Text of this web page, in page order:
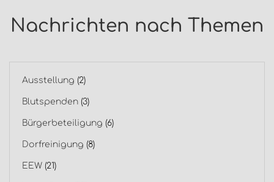
Nachrichten nach Themen
Ausstellung (2)
Blutspenden (3)
Bürgerbeteiligung (6)
Dorfreinigung (8)
EEW (21)